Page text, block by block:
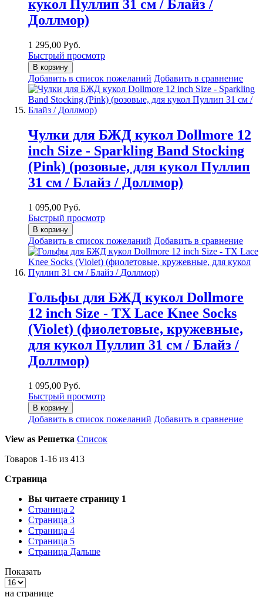
кукол Пуллип 31 см / Блайз /
Доллмор)
1 295,00 Руб.
Быстрый просмотр
В корзину
Добавить в список пожеланий Добавить в сравнение
Чулки для БЖД кукол Dollmore 12
inch Size - Sparkling Band Stocking
(Pink) (розовые, для кукол Пуллип
31 см / Блайз / Доллмор)
1 095,00 Руб.
Быстрый просмотр
В корзину
Добавить в список пожеланий Добавить в сравнение
Гольфы для БЖД кукол Dollmore
12 inch Size - TX Lace Knee Socks
(Violet) (фиолетовые, кружевные,
для кукол Пуллип 31 см / Блайз /
Доллмор)
1 095,00 Руб.
Быстрый просмотр
В корзину
Добавить в список пожеланий Добавить в сравнение
View as Решетка Список
Товаров 1-16 из 413
Страница
Вы читаете страницу 1
Страница 2
Страница 3
Страница 4
Страница 5
Страница Дальше
Показать
на странице